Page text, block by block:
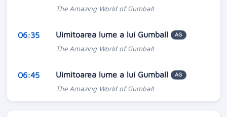
The Amazing World of Gumball
06:35 Uimitoarea lume a lui Gumball AG
The Amazing World of Gumball
06:45 Uimitoarea lume a lui Gumball AG
The Amazing World of Gumball